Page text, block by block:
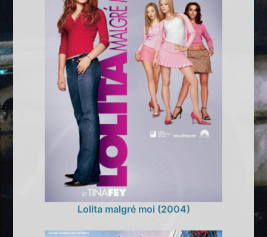
Lolita malgré moi (2004)